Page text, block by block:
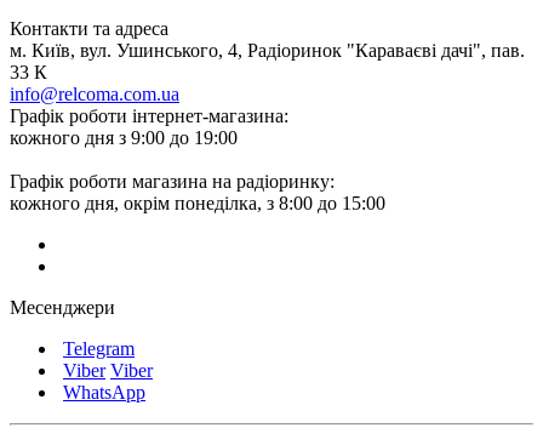
Контакти та адреса
м. Київ, вул. Ушинського, 4, Радіоринок "Караваєві дачі", пав.
33 К
info@relcoma.com.ua
Графік роботи інтернет-магазина:
кожного дня з 9:00 до 19:00
Графік роботи магазина на радіоринку:
кожного дня, окрім понеділка, з 8:00 до 15:00
Месенджери
Telegram
Viber Viber
WhatsApp